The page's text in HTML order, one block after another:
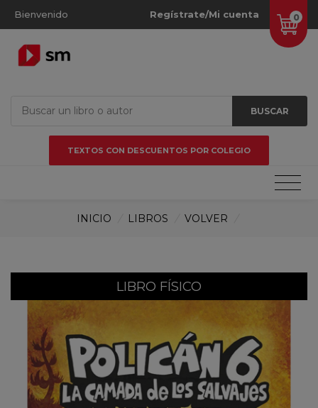
Bienvenido 0
Regístrate/Mi cuenta
BUSCAR
TEXTOS CON DESCUENTOS POR COLEGIO
INICIO LIBROS VOLVER
LIBRO FÍSICO